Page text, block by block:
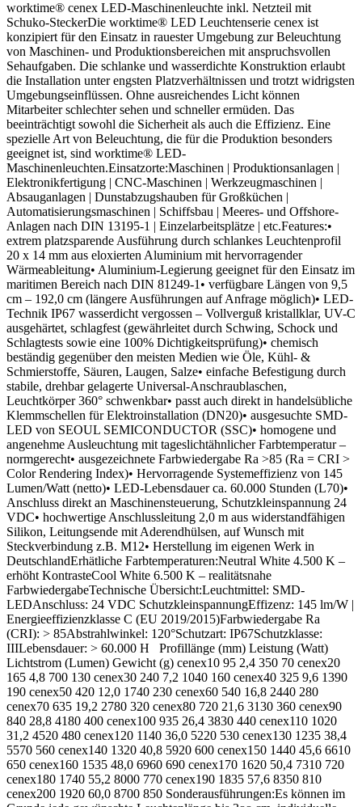
worktime® cenex LED-Maschinenleuchte inkl. Netzteil mit
Schuko-SteckerDie worktime® LED Leuchtenserie cenex ist
konzipiert für den Einsatz in rauester Umgebung zur Beleuchtung
von Maschinen- und Produktionsbereichen mit anspruchsvollen
Sehaufgaben. Die schlanke und wasserdichte Konstruktion erlaubt
die Installation unter engsten Platzverhältnissen und trotzt widrigsten
Umgebungseinflüssen. Ohne ausreichendes Licht können
Mitarbeiter schlechter sehen und schneller ermüden. Das
beeinträchtigt sowohl die Sicherheit als auch die Effizienz. Eine
spezielle Art von Beleuchtung, die für die Produktion besonders
geeignet ist, sind worktime® LED-
Maschinenleuchten.Einsatzorte:Maschinen | Produktionsanlagen |
Elektronikfertigung | CNC-Maschinen | Werkzeugmaschinen |
Absauganlagen | Dunstabzugshauben für Großküchen |
Automatisierungsmaschinen | Schiffsbau | Meeres- und Offshore-
Anlagen nach DIN 13195-1 | Einzelarbeitsplätze | etc.Features:•
extrem platzsparende Ausführung durch schlankes Leuchtenprofil
20 x 14 mm aus eloxierten Aluminium mit hervorragender
Wärmeableitung• Aluminium-Legierung geeignet für den Einsatz im
maritimen Bereich nach DIN 81249-1• verfügbare Längen von 9,5
cm – 192,0 cm (längere Ausführungen auf Anfrage möglich)• LED-
Technik IP67 wasserdicht vergossen – Vollverguß kristallklar, UV-C
ausgehärtet, schlagfest (gewährleitet durch Schwing, Schock und
Schlagtests sowie eine 100% Dichtigkeitsprüfung)• chemisch
beständig gegenüber den meisten Medien wie Öle, Kühl- &
Schmierstoffe, Säuren, Laugen, Salze• einfache Befestigung durch
stabile, drehbar gelagerte Universal-Anschraublaschen,
Leuchtkörper 360° schwenkbar• passt auch direkt in handelsübliche
Klemmschellen für Elektroinstallation (DN20)• ausgesuchte SMD-
LED von SEOUL SEMICONDUCTOR (SSC)• homogene und
angenehme Ausleuchtung mit tageslichtähnlicher Farbtemperatur –
normgerecht• ausgezeichnete Farbwiedergabe Ra >85 (Ra = CRI >
Color Rendering Index)• Hervorragende Systemeffizienz von 145
Lumen/Watt (netto)• LED-Lebensdauer ca. 60.000 Stunden (L70)•
Anschluss direkt an Maschinensteuerung, Schutzkleinspannung 24
VDC• hochwertige Anschlussleitung 2,0 m aus widerstandfähigen
Silikon, Leitungsende mit Aderendhülsen, auf Wunsch mit
Steckverbindung z.B. M12• Herstellung im eigenen Werk in
DeutschlandErhätliche Farbtemperaturen:Neutral White 4.500 K –
erhöht KontrasteCool White 6.500 K – realitätsnahe
FarbwiedergabeTechnische Übersicht:Leuchtmittel: SMD-
LEDAnschluss: 24 VDC SchutzkleinspannungEffizenz: 145 lm/W |
Energieeffizienzklasse C (EU 2019/2015)Farbwiedergabe Ra
(CRI): > 85Abstrahlwinkel: 120°Schutzart: IP67Schutzklasse:
IIILebensdauer: > 60.000 H Profillänge (mm) Leistung (Watt)
Lichtstrom (Lumen) Gewicht (g) cenex10 95 2,4 350 70 cenex20
165 4,8 700 130 cenex30 240 7,2 1040 160 cenex40 325 9,6 1390
190 cenex50 420 12,0 1740 230 cenex60 540 16,8 2440 280
cenex70 635 19,2 2780 320 cenex80 720 21,6 3130 360 cenex90
840 28,8 4180 400 cenex100 935 26,4 3830 440 cenex110 1020
31,2 4520 480 cenex120 1140 36,0 5220 530 cenex130 1235 38,4
5570 560 cenex140 1320 40,8 5920 600 cenex150 1440 45,6 6610
650 cenex160 1535 48,0 6960 690 cenex170 1620 50,4 7310 720
cenex180 1740 55,2 8000 770 cenex190 1835 57,6 8350 810
cenex200 1920 60,0 8700 850 Sonderausführungen:Es können im